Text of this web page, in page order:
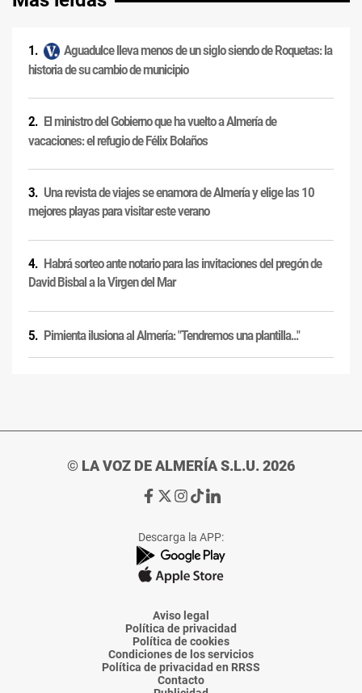
Aguadulce lleva menos de un siglo siendo de Roquetas: la
historia de su cambio de municipio
El ministro del Gobierno que ha vuelto a Almería de
vacaciones: el refugio de Félix Bolaños
Una revista de viajes se enamora de Almería y elige las 10
mejores playas para visitar este verano
Habrá sorteo ante notario para las invitaciones del pregón de
David Bisbal a la Virgen del Mar
Pimienta ilusiona al Almería: "Tendremos una plantilla..."
© LA VOZ DE ALMERÍA S.L.U. 2026
Ir
de
La
Voz
Almería
Ir
de
La
Voz
Almería
Ir
de
La
Voz
Almería
Ir
de
La
Voz
Almería
Ir
de
La
Voz
Descarga la APP:
Aviso legal
Política de privacidad
Política de cookies
Condiciones de los servicios
Política de privacidad en RRSS
Contacto